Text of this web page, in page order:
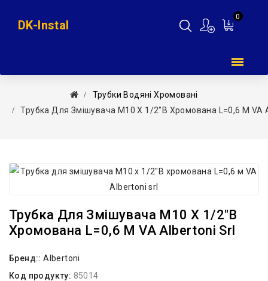
0
DK-Instal
Трубки Водяні Хромовані
Трубка Для Змішувача М10 Х 1/2″В Хромована L=0,6 М VA
Трубка Для Змішувача М10 Х 1/2″В
Хромована L=0,6 М VA Albertoni Srl
Бренд::Albertoni
Код продукту: 85014